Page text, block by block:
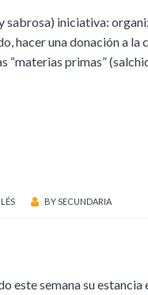
sabrosa) iniciativa:
hacer una donación a la
primas”
BYSECUNDARIA
este semana su